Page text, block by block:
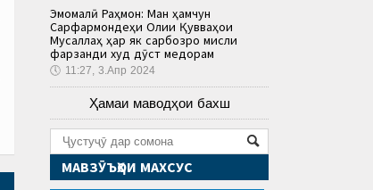
Эмомалӣ Раҳмон: Ман ҳамчун
Сарфармондеҳи Олии Қувваҳои
Мусаллаҳ ҳар як сарбозро мисли
фарзанди худ дӯст медорам
🕔 11:27, 3.Апр 2024
Ҳамаи маводҳои бахш
МАВЗӮЪҲОИ МАХСУС